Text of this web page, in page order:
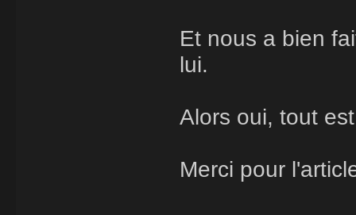
Et nous a bien
lui.
Alors oui, tout
Merci pour